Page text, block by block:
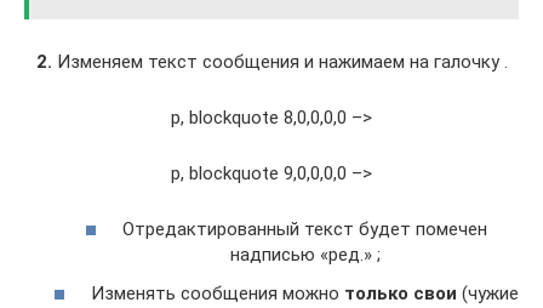
2. Изменяем текст сообщения и нажимаем на галочку .
p, blockquote 8,0,0,0,0 –>
p, blockquote 9,0,0,0,0 –>
Отредактированный текст будет помечен
надписью «ред.» ;
Изменять сообщения можно только свои (чужие